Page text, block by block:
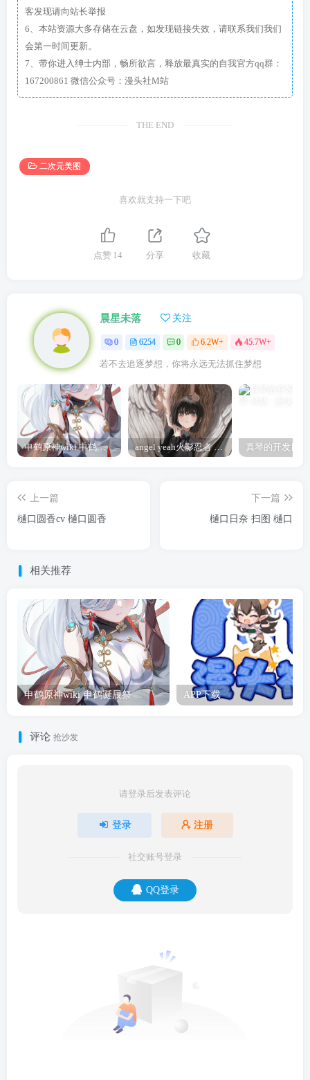
客发现请向站长举报
6、本站资源大多存储在云盘，如发现链接失效，请联系我们我们
会第一时间更新。
7、带你进入绅士内部，畅所欲言，释放最真实的自我官方qq群：
167200861 微信公众号：漫头社M站
THE END
二次元美图
喜欢就支持一下吧
点赞 14 分享 收藏
晨星未落 关注
0 6254 0 6.2W+ 45.7W+
若不去追逐梦想，你将永远无法抓住梦想
申鹤原神wiki 申鹤诞辰祭 angel yeah火影忍者 Angel
上一篇
樋口圆香cv 樋口圆香
下一篇
樋口日奈 扫图 樋口
相关推荐
申鹤原神wiki 申鹤诞辰祭 APP下载
评论 抢沙发
请登录后发表评论
登录 注册
社交账号登录
QQ登录